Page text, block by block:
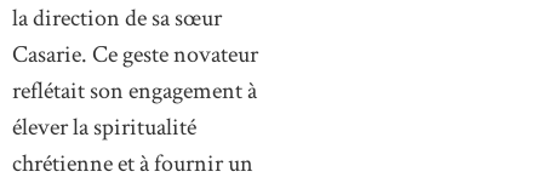
la direction de sa sœur
Casarie. Ce geste novateur
reflétait son engagement à
élever la spiritualité
chrétienne et à fournir un